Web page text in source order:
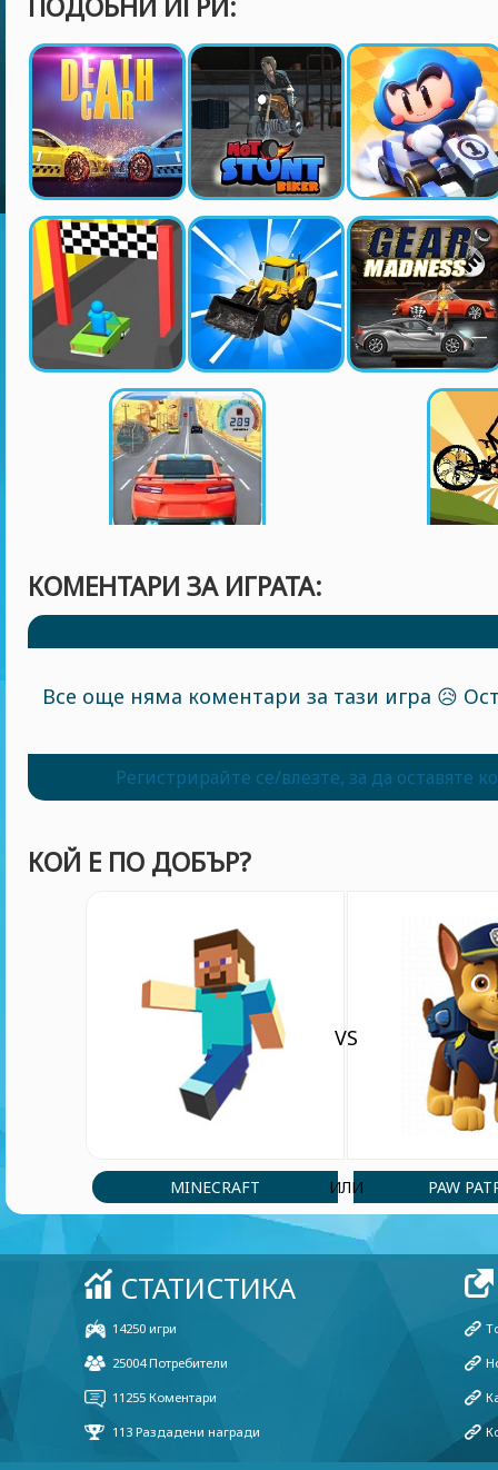
КОМЕНТАРИ ЗА ИГРАТА:
Все още няма коментари за тази игра 😥
Регистрирайте се/влезте, за да оставяте
КОЙ Е ПО ДОБЪР?
MINECRAFT
VS
ИЛИ PAW